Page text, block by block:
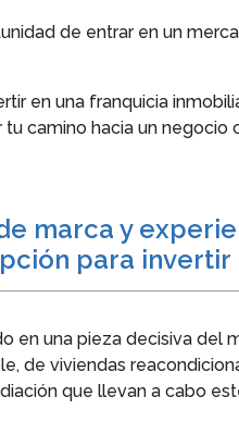
de entrar en un
en una franquicia
camino hacia un negocio
marca y
para invertir
en una pieza decisiva
de viviendas
que llevan a cabo